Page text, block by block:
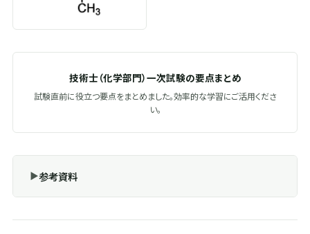
技術士（化学部門）一次試験の要点まとめ
試験直前に役立つ要点をまとめました。効率的な学習にご活用くださ
い。
参考資料